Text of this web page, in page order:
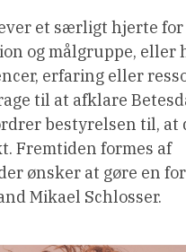
et særligt hjerte for
og målgruppe, eller
erfaring eller
til at afklare
bestyrelsen til, at
Fremtiden formes af
ønsker at gøre en
Mikael Schlosser.